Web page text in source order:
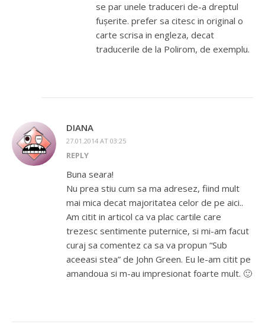
se par unele traduceri de-a dreptul
fușerite. prefer sa citesc in original o
carte scrisa in engleza, decat
traducerile de la Polirom, de exemplu.
DIANA
27.01.2014 AT 03:25
REPLY
Buna seara!
Nu prea stiu cum sa ma adresez, fiind mult
mai mica decat majoritatea celor de pe aici..
Am citit in articol ca va plac cartile care
trezesc sentimente puternice, si mi-am facut
curaj sa comentez ca sa va propun “Sub
aceeasi stea” de John Green. Eu le-am citit pe
amandoua si m-au impresionat foarte mult. 🙂